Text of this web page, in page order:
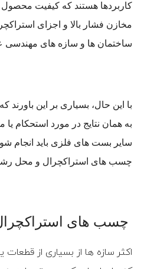
کاربردها هستند که کیفیت محصول
مخازن فشار بالا و اجزای
ساختمان ها و سازه های مهندسی
با این حال، بسیاری بر این باورند
به همان نتایج در مورد استحکام
سایر بست های فلزی باید انجام
چسب های استراکچرال و محل رشد
چسب های
اکثر سازه ها از بسیاری از قطعات